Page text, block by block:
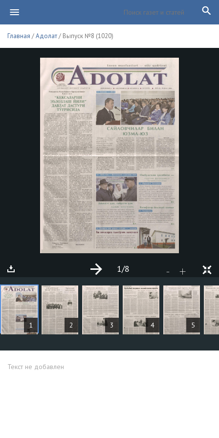
Главная /Адолат/ Выпуск №8 (1020)
1 2 3 4 5
- +
1/8
СТАТЬИ
Текст не добавлен